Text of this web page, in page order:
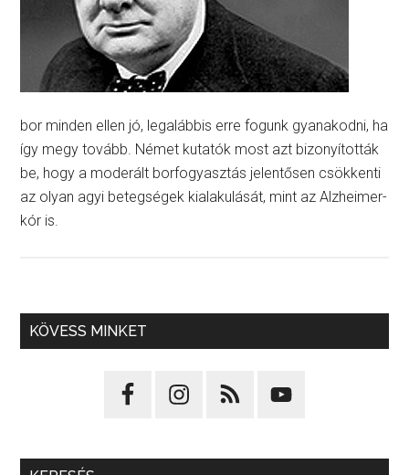
bor minden ellen jó, legalábbis erre fogunk gyanakodni, ha
így megy tovább. Német kutatók most azt bizonyították
be, hogy a moderált borfogyasztás jelentősen csökkenti
az olyan agyi betegségek kialakulását, mint az Alzheimer-
kór is.
KÖVESS MINKET